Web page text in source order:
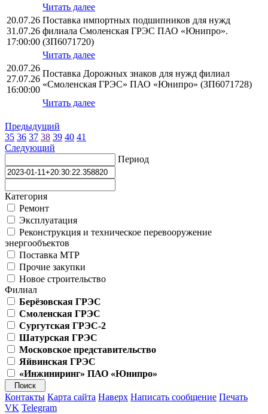
Читать далее
20.07.26
31.07.26
17:00:00
Поставка импортных подшипников для нужд
филиала Смоленская ГРЭС ПАО «Юнипро».
(ЗП6071720)
Читать далее
20.07.26
27.07.26
16:00:00
Поставка Дорожных знаков для нужд филиал
«Смоленская ГРЭС» ПАО «Юнипро» (ЗП6071728)
Читать далее
Предыдущий
35 36 37 38 39 40 41
Следующий
Период
Категория
Ремонт
Эксплуатация
Реконструкция и техническое перевооружение
энергообъектов
Поставка МТР
Прочие закупки
Новое строительство
Филиал
Берёзовская ГРЭС
Смоленская ГРЭС
Сургутская ГРЭС-2
Шатурская ГРЭС
Московское представительство
Яйвинская ГРЭС
«Инжиниринг» ПАО «Юнипро»
Контакты Карта сайта Наверх Написать сообщение Печать
VK Telegram